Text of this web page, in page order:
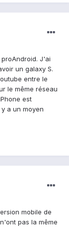
J'ai
un galaxy S.
entre le
le même réseau
est
a un moyen
mobile de
pas la même